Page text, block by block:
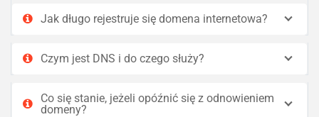
Jak długo rejestruje się domena internetowa?
Czym jest DNS i do czego służy?
Co się stanie, jeżeli opóźnić się z odnowieniem
domeny?